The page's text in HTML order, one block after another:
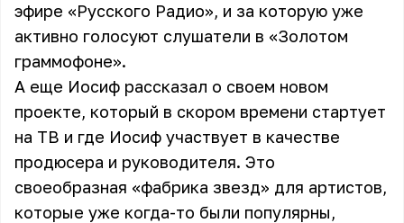
эфире «Русского Радио», и за которую уже
активно голосуют слушатели в «Золотом
граммофоне».
А еще Иосиф рассказал о своем новом
проекте, который в скором времени стартует
на ТВ и где Иосиф участвует в качестве
продюсера и руководителя. Это
своеобразная «фабрика звезд» для артистов,
которые уже когда-то были популярны,